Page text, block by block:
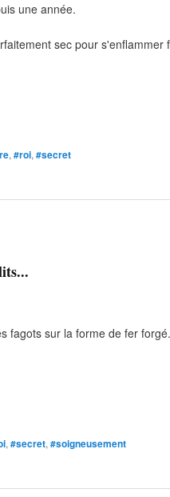
une année.
sec pour s'enflammer
, #roi, #secret
fagots sur la forme de fer
, #secret, #soigneusement